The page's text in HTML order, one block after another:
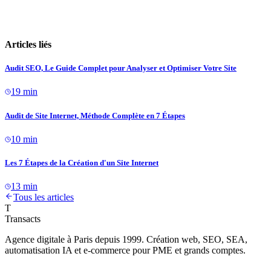
Articles liés
Audit SEO, Le Guide Complet pour Analyser et Optimiser Votre Site
19 min
Audit de Site Internet, Méthode Complète en 7 Étapes
10 min
Les 7 Étapes de la Création d'un Site Internet
13 min
Tous les articles
T
Transacts
Agence digitale à Paris depuis 1999. Création web, SEO, SEA,
automatisation IA et e-commerce pour PME et grands comptes.